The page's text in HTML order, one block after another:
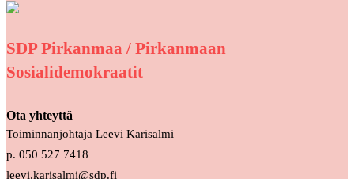
SDP Pirkanmaa / Pirkanmaan
Sosialidemokraatit
Ota yhteyttä
Toiminnanjohtaja Leevi Karisalmi
p. 050 527 7418
leevi.karisalmi@sdp.fi